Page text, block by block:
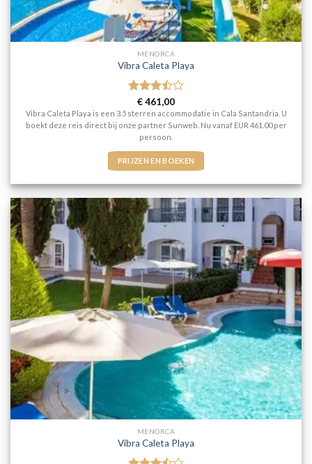
MENORCA
Vibra Caleta Playa
Gewaardeerd
3.5uit
5
€461,00
Vibra Caleta Playa is een 3.5 sterren accommodatie in Cala Santandria. U
boekt deze reis direct bij onze partner Sunweb. Nu vanaf EUR 461.00 per
persoon.
PRIJZEN EN BOEKEN
MENORCA
Vibra Caleta Playa